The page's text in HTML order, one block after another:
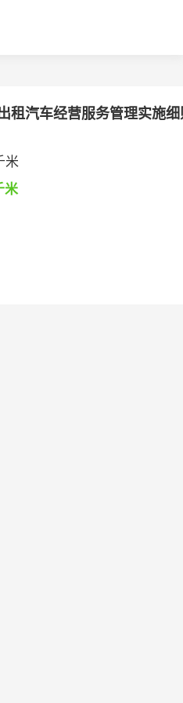
租汽车经营服务管理实施
米
米